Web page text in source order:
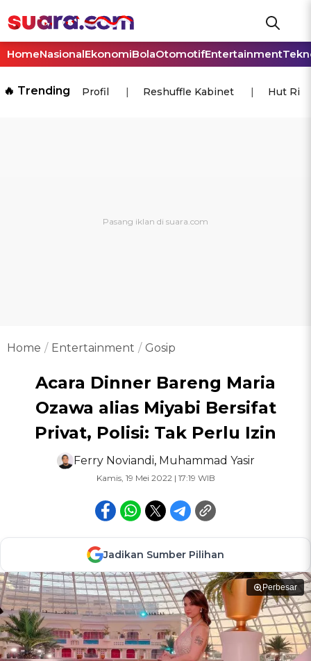
HomeNasionalEkonomiBolaOtomotifEntertainment
🔥 Trending Profil Reshuffle Kabinet Hut Ri
Home Entertainment Gosip
Acara Dinner Bareng Maria
Ozawa alias Miyabi Bersifat
Privat, Polisi: Tak Perlu Izin
Ferry Noviandi, Muhammad Yasir
Kamis, 19 Mei 2022 | 17:19 WIB
Jadikan Sumber Pilihan
Perbesar